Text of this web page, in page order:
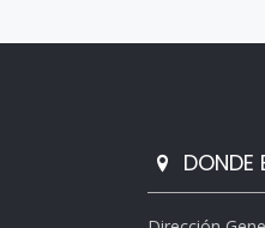
DONDE